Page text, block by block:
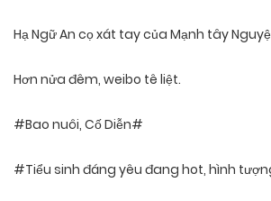
Hạ Ngữ An cọ xát tay của Mạnh tây
Hơn nửa đêm, weibo tê liệt.
#Bao nuôi, Cố Diễn#
#Tiểu sinh đáng yêu đang hot, hình